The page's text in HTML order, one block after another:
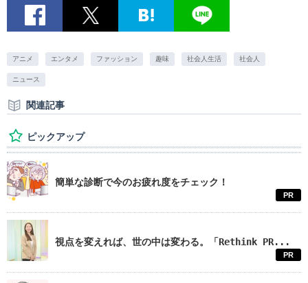
アニメ エンタメ ファッション 趣味 社会人生活 社会人
ニュース
関連記事
ピックアップ
簡単な診断で今のお疲れ度をチェック！
PR
視点を変えれば、世の中は変わる。「Rethink PR...
PR